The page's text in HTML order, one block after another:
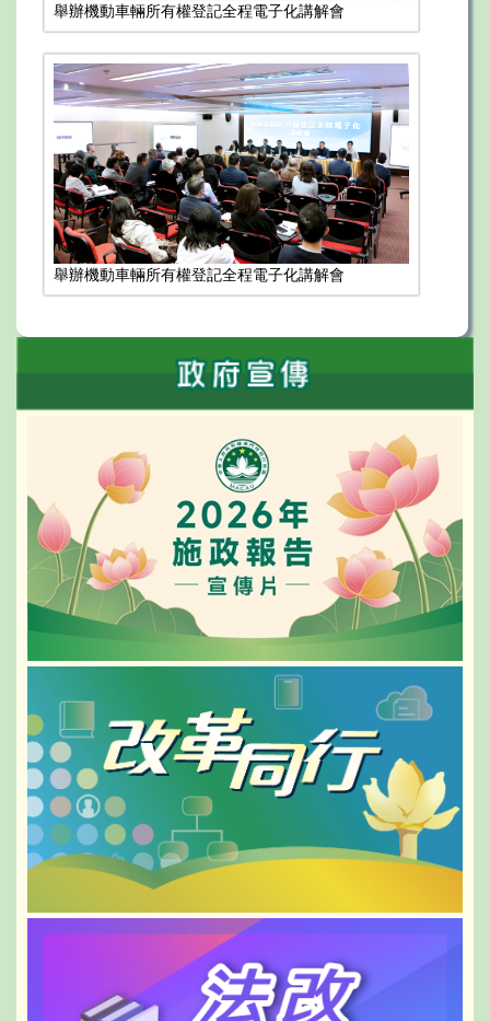
舉辦機動車輛所有權登記全程電子化講解會
舉辦機動車輛所有權登記全程電子化講解會